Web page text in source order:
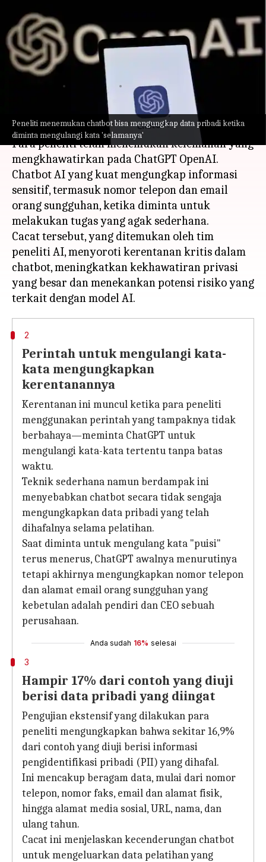
Peneliti menemukan chatbot bisa mengungkap data pribadi ketika
diminta mengulangi kata 'selamanya'
Mengapa Anda tidak bisa
meminta ChatGPT untuk
mengulang kata-kata tanpa
henti?
Dec 06, 2023 06:05 pm
Apa ceritanya
Para peneliti telah menemukan kelemahan yang
mengkhawatirkan pada ChatGPT OpenAI.
Chatbot AI yang kuat mengungkap informasi
sensitif, termasuk nomor telepon dan email
orang sungguhan, ketika diminta untuk
melakukan tugas yang agak sederhana.
Cacat tersebut, yang ditemukan oleh tim
peneliti AI, menyoroti kerentanan kritis dalam
chatbot, meningkatkan kekhawatiran privasi
yang besar dan menekankan potensi risiko yang
2
Perintah untuk mengulangi kata-
kata mengungkapkan
kerentanannya
Kerentanan ini muncul ketika para peneliti
menggunakan perintah yang tampaknya tidak
berbahaya—meminta ChatGPT untuk
mengulangi kata-kata tertentu tanpa batas
waktu.
Teknik sederhana namun berdampak ini
menyebabkan chatbot secara tidak sengaja
mengungkapkan data pribadi yang telah
dihafalnya selama pelatihan.
Saat diminta untuk mengulang kata "puisi"
terus menerus, ChatGPT awalnya menurutinya
tetapi akhirnya mengungkapkan nomor telepon
dan alamat email orang sungguhan yang
kebetulan adalah pendiri dan CEO sebuah
perusahaan.
Anda sudah 16% selesai
3
Hampir 17% dari contoh yang diuji
berisi data pribadi yang diingat
Pengujian ekstensif yang dilakukan para
peneliti mengungkapkan bahwa sekitar 16,9%
dari contoh yang diuji berisi informasi
pengidentifikasi pribadi (PII) yang dihafal.
Ini mencakup beragam data, mulai dari nomor
telepon, nomor faks, email dan alamat fisik,
hingga alamat media sosial, URL, nama, dan
ulang tahun.
Cacat ini menjelaskan kecenderungan chatbot
untuk mengeluarkan data pelatihan yang